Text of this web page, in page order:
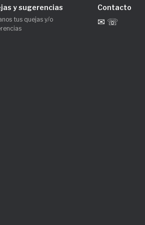
y sugerencias
tus quejas y/o
Contacto
✉ ☏